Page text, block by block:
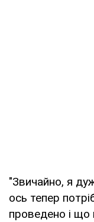
"Звичайно, я
ось тепер
проведено і